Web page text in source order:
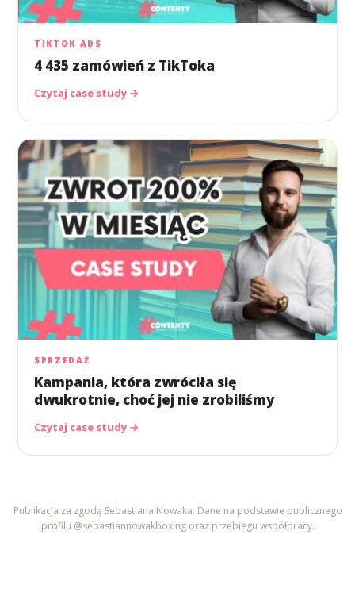
TIKTOK ADS
4 435 zamówień z TikToka
Czytaj case study →
SPRZEDAŻ
Kampania, która zwróciła się
dwukrotnie, choć jej nie zrobiliśmy
Czytaj case study →
Publikacja za zgodą Sebastiana Nowaka. Dane na podstawie publicznego
profilu @sebastiannowakboxing oraz przebiegu współpracy.